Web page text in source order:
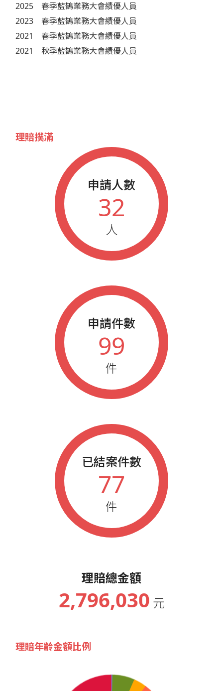
2025
春季藍鵲業務大會績優人員
2023
春季藍鵲業務大會績優人員
2021
春季藍鵲業務大會績優人員
2021
秋季藍鵲業務大會績優人員
理賠撲滿
申請人數
32
人
申請件數
99
件
已結案件數
77
件
理賠總金額
2,796,030 元
理賠年齡金額比例